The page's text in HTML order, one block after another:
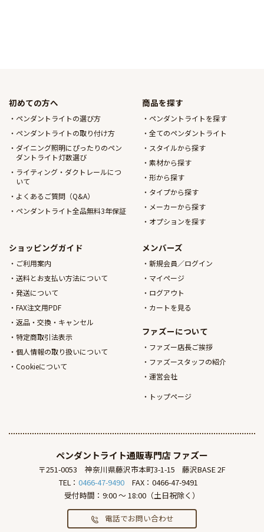
初めての方へ
ペンダントライトの選び方
ペンダントライトの取り付け方
ダイニング照明にぴったりのペン
ダントライト灯数選び
ライティング・ダクトレールにつ
いて
よくあるご質問（Q&A）
ペンダントライト全品無料3年保証
商品を探す
ペンダントライトを探す
全てのペンダントライト
スタイルから探す
素材から探す
形から探す
タイプから探す
メーカーから探す
オプションを探す
ショッピングガイド
ご利用案内
送料とお支払い方法について
発送について
FAX注文用PDF
返品・交換・キャンセル
特定商取引法表示
個人情報の取り扱いについて
Cookieについて
メンバーズ
新規会員／ログイン
マイページ
ログアウト
カートを見る
ファズーについて
ファズー店長ご挨拶
ファズースタッフの紹介
運営会社
トップページ
ペンダントライト通販専門店 ファズー
〒251-0053 神奈川県藤沢市本町3-1-15
藤沢BASE 2F
TEL： 0466-47-9490
FAX：0466-47-9491
受付時間：9:00 ～ 18:00（土日祝除く）
電話でお問い合わせ